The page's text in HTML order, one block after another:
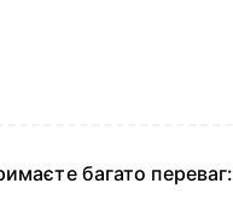
багато переваг: